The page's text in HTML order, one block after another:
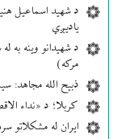
د شهید اسماعیل
یادیږي
د شهیدانو وینه به
مرکه)
ذبیح الله مجاهد:
کربلا؛ د «نداء
ایران له مشکلاتو